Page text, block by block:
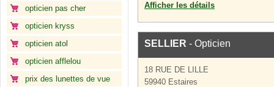
opticien pas cher
opticien kryss
opticien atol
opticien afflelou
prix des lunettes de vue
Afficher les détails
SELLIER - Opticien
18 RUE DE LILLE
59940 Estaires